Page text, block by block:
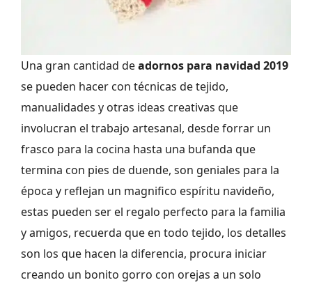
Una gran cantidad deadornos para navidad 2019
se pueden hacer con técnicas de tejido,
manualidades y otras ideas creativas que
involucran el trabajo artesanal, desde forrar un
frasco para la cocina hasta una bufanda que
termina con pies de duende, son geniales para la
época y reflejan un magnifico espíritu navideño,
estas pueden ser el regalo perfecto para la familia
y amigos, recuerda que en todo tejido, los detalles
son los que hacen la diferencia, procura iniciar
creando un bonito gorro con orejas a un solo